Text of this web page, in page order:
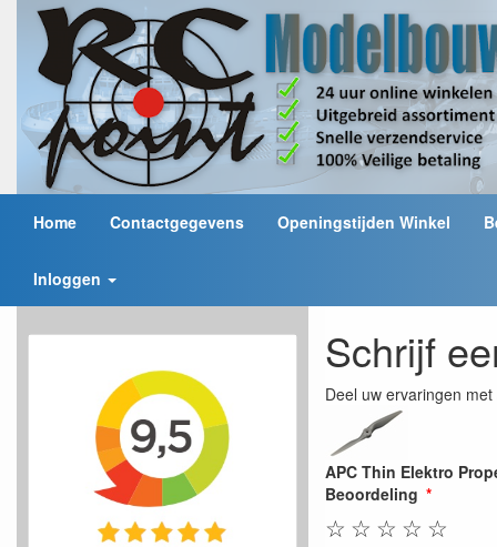
Home Contactgegevens Openingstijden Winkel
Inloggen
Schrijf
Deel uw ervaringen
APC Thin Elektro
Beoordeling
☆
☆
☆
☆
☆